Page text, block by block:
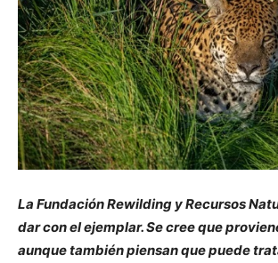
La Fundación Rewilding y Recursos
dar con el ejemplar. Se cree que
aunque también piensan que puede